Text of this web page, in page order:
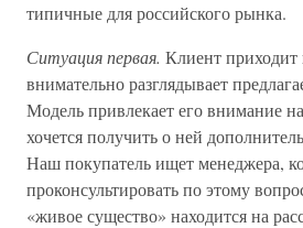
типичные для российского рынка.
Ситуация первая. Клиент приходит
внимательно разглядывает
Модель привлекает его внимание
хочется получить о ней
Наш покупатель ищет менеджера,
проконсультировать по этому
«живое существо» находится на